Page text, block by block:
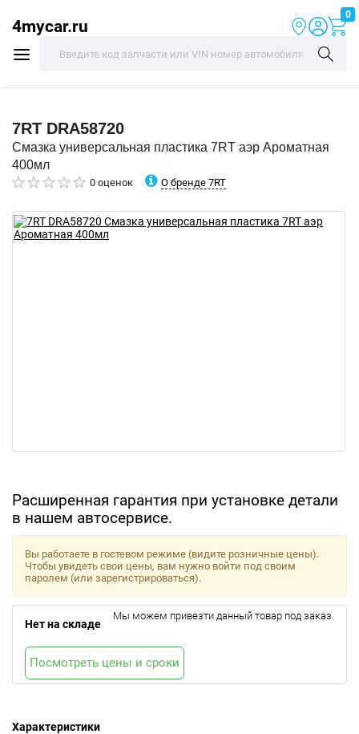
4mycar.ru
0
7RT DRA58720
Смазка универсальная пластика 7RT аэр Ароматная
400мл
0 оценок О бренде 7RT
Расширенная гарантия при установке детали
в нашем автосервисе.
Характеристики
Вы работаете в гостевом режиме (видите розничные цены).
Чтобы увидеть свои цены, вам нужно войти под своим
паролем (или зарегистрироваться).
Нет на складе
Мы можем привезти данный товар под заказ.
Посмотреть цены и сроки